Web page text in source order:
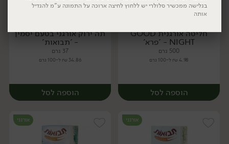
יח׳ יח׳
חליטה אורגנית GOOD
NIGHT - 'פרא'
500 גרם
4.98 ₪ ל-100 גרם
הוספה לסל
תה ירוק אורגני בטעם יסמין
- 'תבואות'
37 גרם
34.86 ₪ ל-100 גרם
הוספה לסל
אורגני אורגני
יח׳ יח׳
בגלישה ממכשיר סלולרי יש ללחוץ לחיצה ארוכה על התמונה ע"מ להגדיל
אותה